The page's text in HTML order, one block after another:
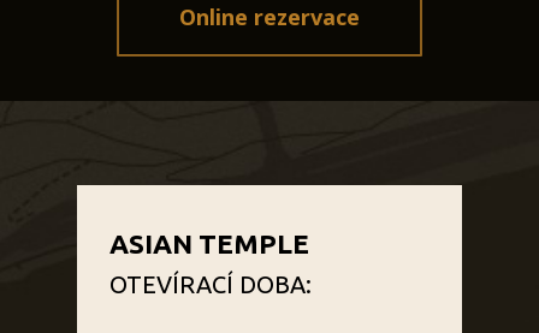
Online rezervace
ASIAN TEMPLE
OTEVÍRACÍ DOBA: